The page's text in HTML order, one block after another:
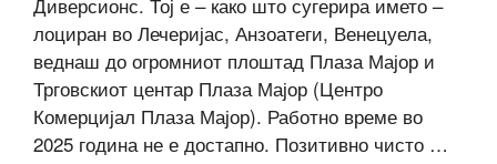
лоциран во Лечеријас, Анзоатеги, Венецуела,
веднаш до огромниот плоштад Плаза Мајор и
Трговскиот центар Плаза Мајор (Центро
Комерцијал Плаза Мајор). Работно време во
2025 година не е достапно. Позитивно чисто …